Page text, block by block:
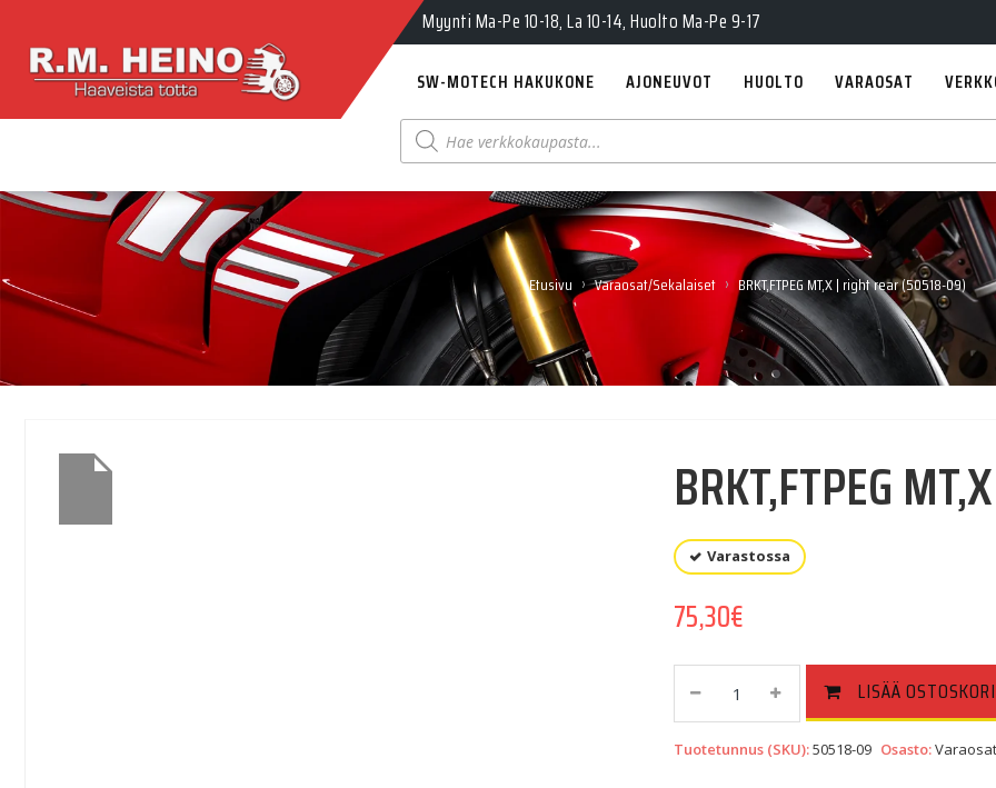
Myynti Ma-Pe 10-18, La 10-14, Huolto Ma-Pe 9-17
SW-MOTECH HAKUKONE AJONEUVOT HUOLTO VARAOSAT
Products
search
Etusivu › Varaosat/Sekalaiset › BRKT,FTPEG MT,X | right rear (50518-09)
BRKT,FTPEG
Varastossa
75,30€
BRKT,FTPEG
Right
LISÄÄ
Tuotetunnus (SKU):50518-09 Osasto: